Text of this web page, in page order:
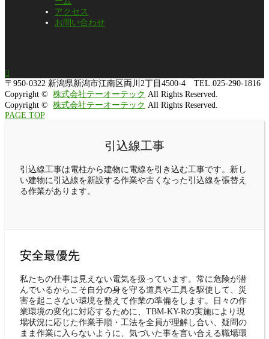
アクセス
お問い合わせ

〒950-0322 新潟県新潟市江南区両川2丁目4500-4 TEL.025-290-1816
Copyright © 株式会社テーオーテック All Rights Reserved.
Copyright © 株式会社テーオーテック All Rights Reserved.
PAGE TOP
引込線工事
引込線工事は電柱から建物に電線を引き込む工事です。新し
い建物に引込線を新設する作業や古くなった引込線を張替え
る作業があります。
安全最優先
私たちの仕事は見えない電気を扱っています。常に危険が潜
んでいるからこそ自分の身を守る道具や工具を駆使して、災
害を起こさない環境を整えて作業の準備をします。日々の作
業環境の変化に対応するために、TBM-KY-Rの実施により現
場状況に応じた作業手順・工法を全員が理解し合い、疑問の
まま作業に入らないように、気づいた事を言い合える職場環